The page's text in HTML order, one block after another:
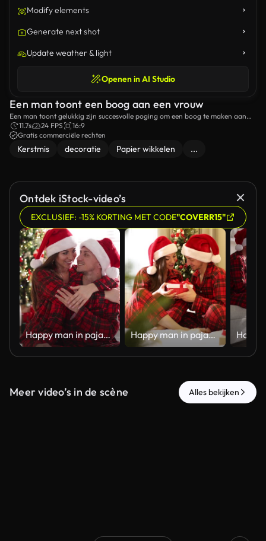
Modify elements
Generate next shot
Update weather & light
Openen in AI Studio
Een man toont een boog aan een vrouw
Een man toont gelukkig zijn succesvolle poging om een boog te maken aan
een vrouw.
11.7s 24 FPS
16:9
Gratis commerciële rechten
Kerstmis decoratie Papier wikkelen ...
Ontdek iStock-video’s
EXCLUSIEF: -15% KORTING MET CODE"COVERR15"
Happy man in pajamas surprising his girlfriend with Christmas gift at home. Camera moving forward Happy man in pajamas surprising his girlfriend with Christmas gift at home. Camera moving forward
Meer video’s in de scène Alles bekijken